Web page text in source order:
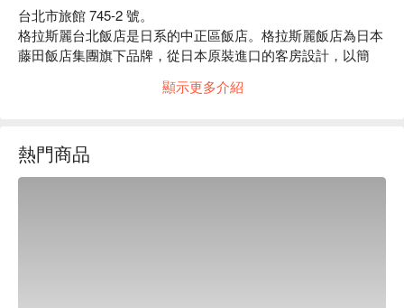
台北市旅館 745-2 號。
格拉斯麗台北飯店是日系的中正區飯店。格拉斯麗飯店為日本
藤田飯店集團旗下品牌，從日本原裝進口的客房設計，以簡
格拉斯麗台北飯店評價：Google 4.6 星、FunNow 用戶 5 星好
華山文創園區、光華商場、三創。館內客房除了貼心提供直式
鏡、穿鞋拔、柔軟刷毛鞋刷、清潔噴霧、空氣清淨機等，更引
顯示更多介紹
熱門商品